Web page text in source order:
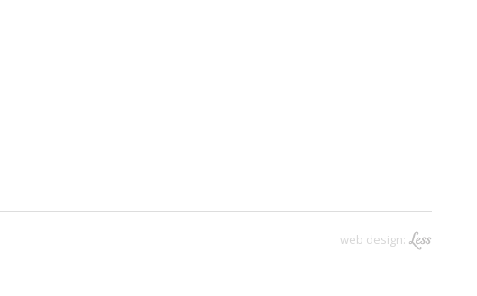
web design: